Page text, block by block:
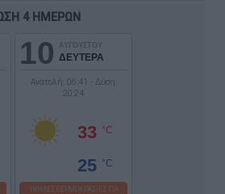
4 ΗΜΕΡΩΝ
10 ΑΥΓΟΥΣΤΟΥ
ΔΕΥΤΕΡΑ
Ανατολή: 06:41 - Δύση:
20:24
33 °C
25 °C
ΥΨΗΛΕΣ ΘΕΡΜΟΚΡΑΣΙΕΣ ΓΙΑ